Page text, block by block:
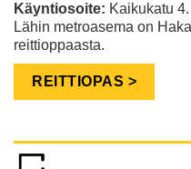
Käyntiosoite: Kaikukatu 4.
Lähin metroasema on
reittioppaasta.
REITTIOPAS >